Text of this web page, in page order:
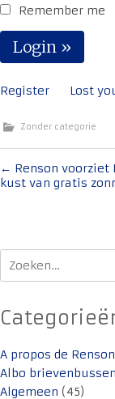
Remember me
Register Lost
Zonder categorie
Bericht
navigatie
← Renson voorziet
kust van gratis
Zoeken
naar:
A propos de Renson
Albo brievenbussen
Algemeen (45)